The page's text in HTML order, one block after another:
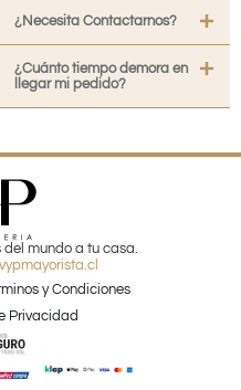
¿Necesita Contactarnos?
¿Cuánto tiempo demora en
llegar mi pedido?
del mundo a tu casa.
vypmayorista.cl
y Condiciones
Privacidad